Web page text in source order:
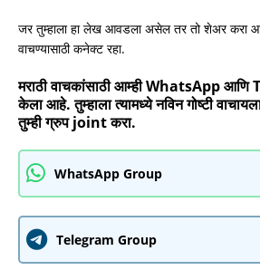
जर तुम्हाला हा लेख आवडला असेल तर तो शेअर करा
वाचण्यासाठी कनेक्ट रहा.
मराठी वाचकांसाठी आम्ही WhatsApp
केला आहे. तुम्हाला त्यामध्ये नविन गोष्टी
तुम्ही ग्रुप joint करा.
WhatsApp Group
Telegram Group